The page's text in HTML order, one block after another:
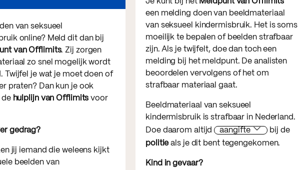
van seksueel
online? Meld dit dan bij
van Offlimits. Zij zorgen
zo snel mogelijk wordt
Twijfel je wat je moet doen of
praten? Dan kun je ook
de hulplijn van Offlimits voor
gedrag?
jij iemand die weleens kijkt
beelden van
een melding doen van beeldmateriaal
van seksueel kindermisbruik. Het is soms
moeilijk te bepalen of beelden strafbaar
zijn. Als je twijfelt, doe dan toch een
melding bij het meldpunt. De analisten
beoordelen vervolgens of het om
strafbaar materiaal gaat.
Beeldmateriaal van seksueel
kindermisbruik is strafbaar in Nederland.
Doe daarom altijd
aangifte
bij de
politieals je dit bent tegengekomen.
Kind in gevaar?